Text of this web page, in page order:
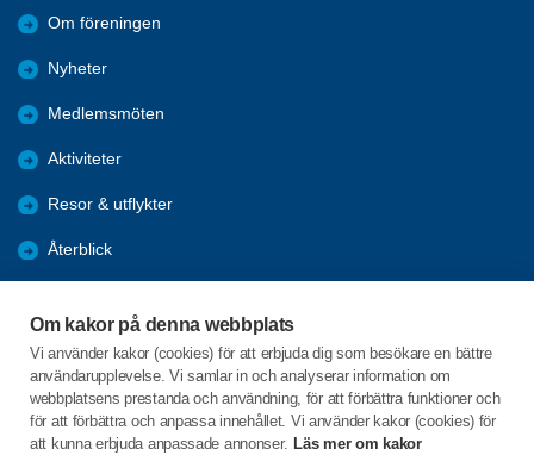
Om kakor på denna webbplats
Vi använder kakor (cookies) för att erbjuda dig som besökare en bättre
användarupplevelse. Vi samlar in och analyserar information om
webbplatsens prestanda och användning, för att förbättra funktioner och
för att förbättra och anpassa innehållet. Vi använder kakor (cookies) för
att kunna erbjuda anpassade annonser. Läs mer om kakor
Om föreningen
Nyheter
Medlemsmöten
Aktiviteter
Resor & utflykter
Återblick
Bli medlem
Facebook